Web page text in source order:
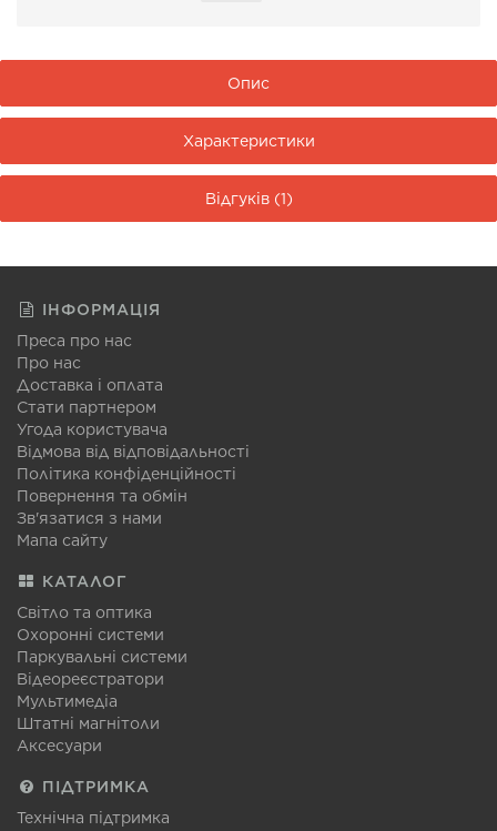
Опис
Характеристики
Відгуків (1)
ІНФОРМАЦІЯ
Преса про нас
Про нас
Доставка і оплата
Стати партнером
Угода користувача
Відмова від відповідальності
Політика конфіденційності
Повернення та обмін
Зв'язатися з нами
Мапа сайту
КАТАЛОГ
Світло та оптика
Охоронні системи
Паркувальні системи
Відеореєстратори
Мультимедіа
Штатні магнітоли
Аксесуари
ПІДТРИМКА
Технічна підтримка